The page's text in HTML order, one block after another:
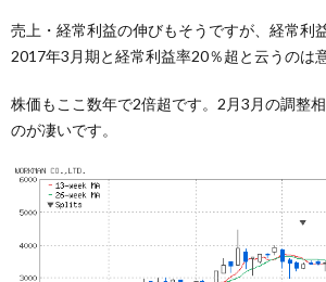
売上・経常利益の伸びもそうですが、経常利
2017年3月期と経常利益率20％超と云うのは
株価もここ数年で2倍超です。2月3月の調整
のが凄いです。